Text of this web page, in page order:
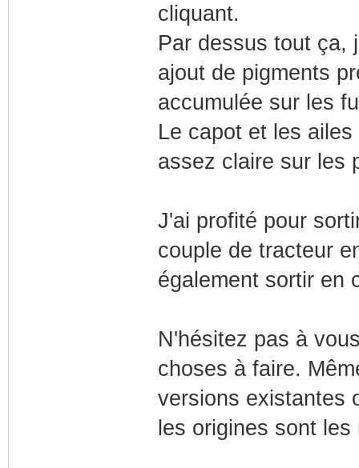
cliquant.
Par dessus tout ça,
ajout de pigments
accumulée sur les
Le capot et les
assez claire sur les
J'ai profité pour
couple de tracteur
également sortir en
N'hésitez pas à
choses à faire.
versions existantes
les origines sont les